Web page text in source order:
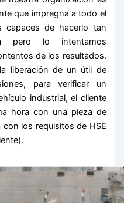
que impregna a todo el
capaces de hacerlo tan
pero lo intentamos
de los resultados.
liberación de un útil de
para verificar un
industrial, el cliente
hora con una pieza de
los requisitos de HSE